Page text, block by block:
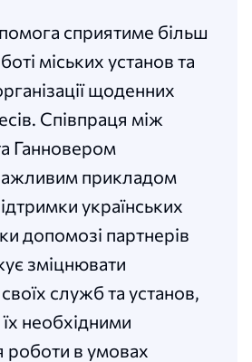
сприятиме більш
міських установ та
щоденних
Співпраця між
Ганновером
прикладом
українських
допомозі партнерів
зміцнювати
служб та установ,
необхідними
роботи в умовах